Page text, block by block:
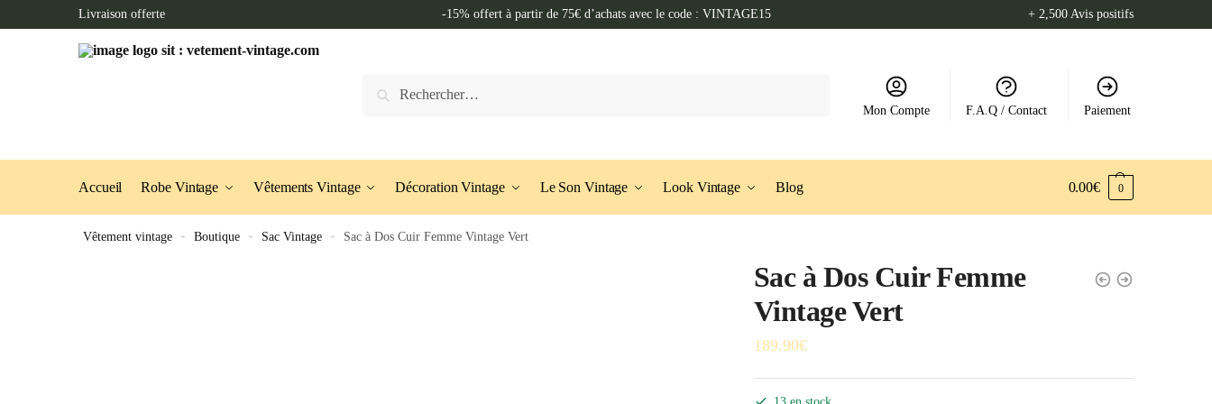
to
to
Livraison offerte -15% offert à partir de 75€ d’achats avec le code : VINTAGE15 + 2,500 Avis positifs
Mon Compte F.A.Q / Contact Paiement
Accueil Robe Vintage Vêtements Vintage Décoration Vintage Le Son Vintage Look Vintage Blog 0.00€ 0
Vêtement vintage » Boutique » Sac Vintage » Sac à Dos Cuir Femme Vintage Vert
Sac à Dos Cuir Femme
Vintage Vert
189.90€